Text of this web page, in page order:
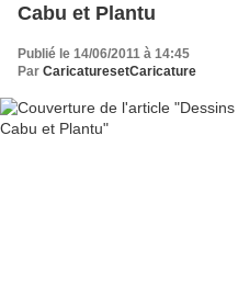
Cabu et Plantu
Publié le 14/06/2011 à 14:45
Par CaricaturesetCaricature